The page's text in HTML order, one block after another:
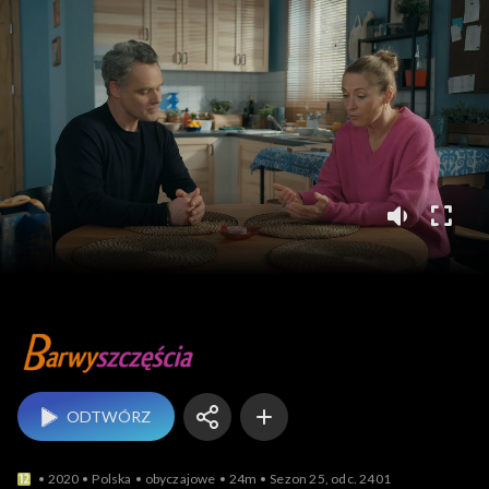
Barwy szczęścia
ODTWÓRZ
2020 Polska obyczajowe 24m Sezon 25, odc. 2401